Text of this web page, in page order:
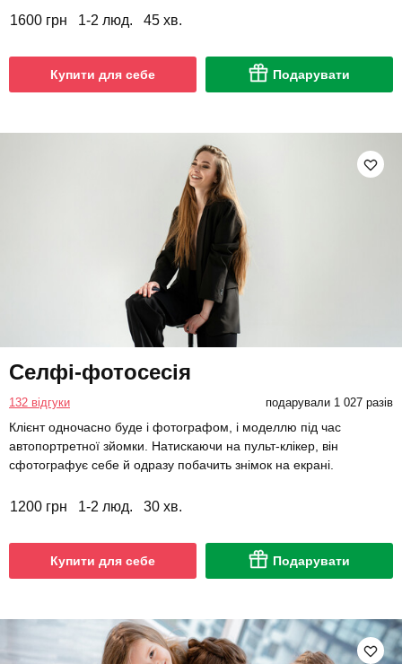
1600 грн 1-2 люд. 45 хв.
Купити для себе Подарувати
Селфі-фотосесія
132 відгуки подарували 1 027 разів
Клієнт одночасно буде і фотографом, і моделлю під час
автопортретної зйомки. Натискаючи на пульт-клікер, він
сфотографує себе й одразу побачить знімок на екрані.
1200 грн 1-2 люд. 30 хв.
Купити для себе Подарувати